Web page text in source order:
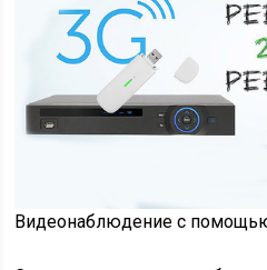
Видеонаблюдение с